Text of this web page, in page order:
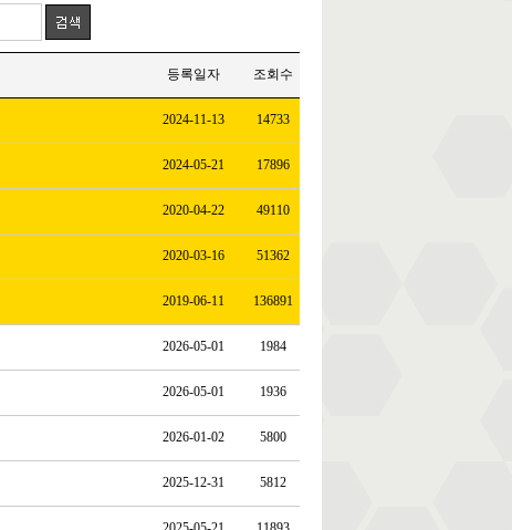
등록일자 조회수
2024-11-13 14733
2024-05-21 17896
2020-04-22 49110
2020-03-16 51362
2019-06-11 136891
2026-05-01 1984
2026-05-01 1936
2026-01-02 5800
2025-12-31 5812